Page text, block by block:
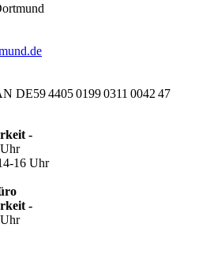
DE59 4405 0199 0311 0042 47
-
16 Uhr
-